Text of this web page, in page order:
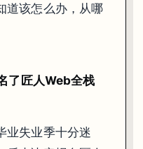
道该怎么办，从哪
了匠人Web全栈
业失业季十分迷